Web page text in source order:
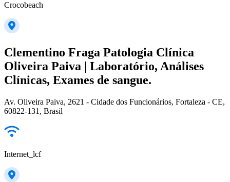
Crocobeach
Clementino Fraga Patologia Clínica
Oliveira Paiva | Laboratório, Análises
Clínicas, Exames de sangue.
Av. Oliveira Paiva, 2621 - Cidade dos Funcionários, Fortaleza - CE,
60822-131, Brasil
Internet_lcf